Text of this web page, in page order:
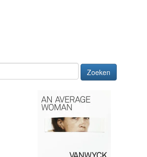
Zoeken